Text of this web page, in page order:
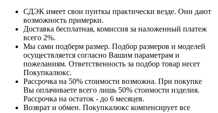
СДЭК имеет свои пунткы практически везде. Они дают
возможность примерки.
Доставка бесплатная, комиссия за наложенный платеж
всего 2%.
Мы сами подберм размер. Подбор размеров и моделей
осуществляется согласно Вашим параметрам и
пожеланиям. Ответственность за подбор товар несет
Покупкалюкс.
Рассрочка на 50% стоимости возможна. При покупке
Вы оплачиваете всего лишь 50% стоимости изделия.
Рассрочка на остаток - до 6 месяцев.
Возврат и обмен. Покупкалюкс компенсирует все